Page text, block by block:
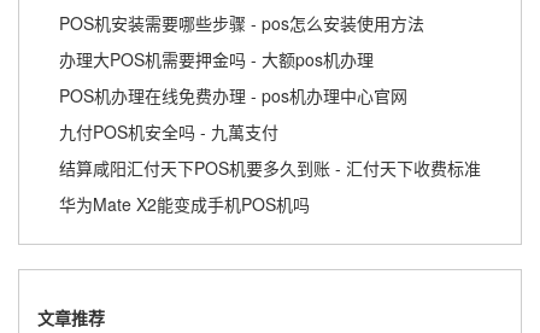
POS机安装需要哪些步骤 - pos怎么安装使用方法
办理大POS机需要押金吗 - 大额pos机办理
POS机办理在线免费办理 - pos机办理中心官网
九付POS机安全吗 - 九萬支付
结算咸阳汇付天下POS机要多久到账 - 汇付天下收费标准
华为Mate X2能变成手机POS机吗
文章推荐